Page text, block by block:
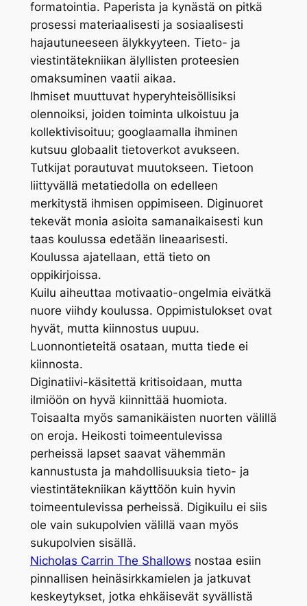
formatointia. Paperista ja kynästä on pitkä
prosessi materiaalisesti ja sosiaalisesti
hajautuneeseen älykkyyteen. Tieto- ja
viestintätekniikan älyllisten proteesien
omaksuminen vaatii aikaa.
Ihmiset muuttuvat hyperyhteisöllisiksi
olennoiksi, joiden toiminta ulkoistuu ja
kollektivisoituu; googlaamalla ihminen
kutsuu globaalit tietoverkot avukseen.
Tutkijat porautuvat muutokseen. Tietoon
liittyvällä metatiedolla on edelleen
merkitystä ihmisen oppimiseen. Diginuoret
tekevät monia asioita samanaikaisesti kun
taas koulussa edetään lineaarisesti.
Koulussa ajatellaan, että tieto on
oppikirjoissa.
Kuilu aiheuttaa motivaatio-ongelmia eivätkä
nuore viihdy koulussa. Oppimistulokset ovat
hyvät, mutta kiinnostus uupuu.
Luonnontieteitä osataan, mutta tiede ei
kiinnosta.
Diginatiivi-käsitettä kritisoidaan, mutta
ilmiöön on hyvä kiinnittää huomiota.
Toisaalta myös samanikäisten nuorten välillä
on eroja. Heikosti toimeentulevissa
perheissä lapset saavat vähemmän
kannustusta ja mahdollisuuksia tieto- ja
viestintätekniikan käyttöön kuin hyvin
toimeentulevissa perheissä. Digikuilu ei siis
ole vain sukupolvien välillä vaan myös
sukupolvien sisällä.
Nicholas Carrin The Shallows nostaa esiin
pinnallisen heinäsirkkamielen ja jatkuvat
keskeytykset, jotka ehkäisevät syvällistä